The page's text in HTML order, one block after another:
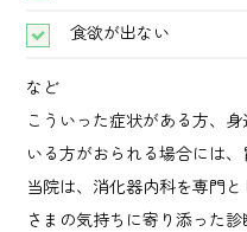
食欲が出ない
など
こういった症状がある方、
いる方がおられる場合には、
当院は、消化器内科を専門
さまの気持ちに寄り添った